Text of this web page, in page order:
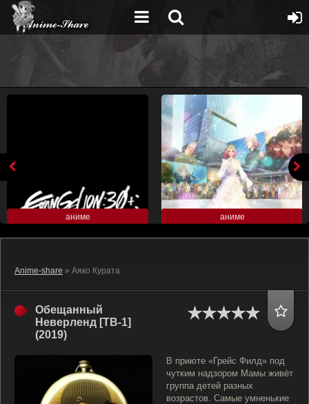
аниме аниме
Anime-share » Аяко Курата
Обещанный
Неверленд [ТВ-1]
(2019)
В приюте «Грейс Филд» под
чутким надзором Мамы живёт
группа детей разных
возрастов. Самые умненькие